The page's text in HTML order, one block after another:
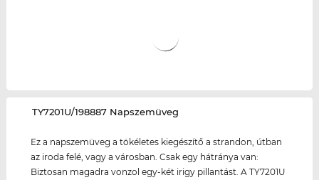
‌TY7201U/198887 Napszemüveg
Ez a napszemüveg a tökéletes kiegészítő a strandon, útban
az iroda felé, vagy a városban. Csak egy hátránya van:
Biztosan magadra vonzol egy-két irigy pillantást. A TY7201U